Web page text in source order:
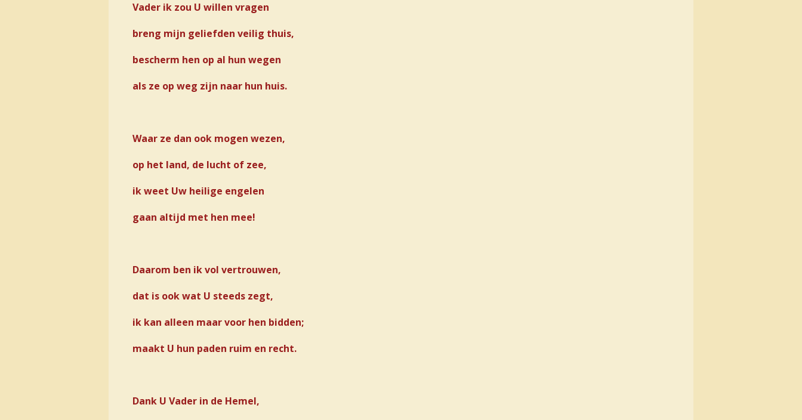
Vader ik zou U willen vragen
breng mijn geliefden veilig thuis,
bescherm hen op al hun wegen
als ze op weg zijn naar hun huis.
Waar ze dan ook mogen wezen,
op het land, de lucht of zee,
ik weet Uw heilige engelen
gaan altijd met hen mee!
Daarom ben ik vol vertrouwen,
dat is ook wat U steeds zegt,
ik kan alleen maar voor hen bidden;
maakt U hun paden ruim en recht.
Dank U Vader in de Hemel,